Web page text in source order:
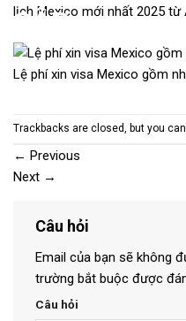
lịch Mexico mới nhất 2025 từ
Lệ phí xin visa Mexico gồm
Trackbacks are closed, but you can
← Previous
Next →
Câu hỏi
Email của bạn sẽ không
trường bắt buộc được
Câu hỏi